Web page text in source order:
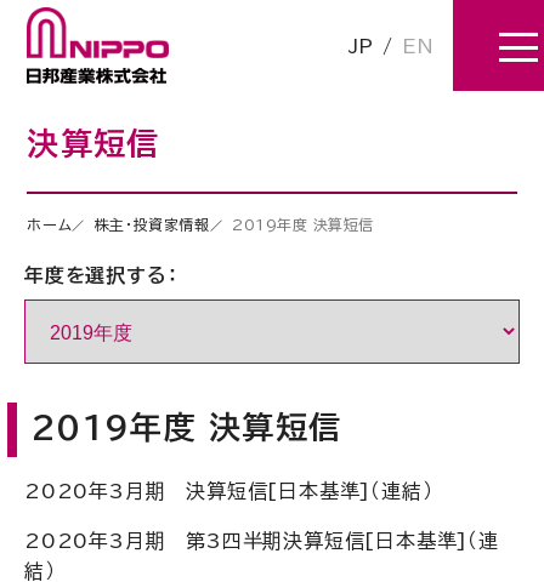
JP / EN
決算短信
ホーム 株主・投資家情報 2019年度 決算短信
年度を選択する：
2019年度 決算短信
2020年3月期 決算短信[日本基準]（連結）
2020年3月期 第3四半期決算短信[日本基準]（連
結）